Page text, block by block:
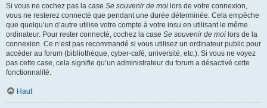
Si vous ne cochez pas la case Se souvenir de moi lors de votre connexion,
vous ne resterez connecté que pendant une durée déterminée. Cela empêche
que quelqu’un d’autre utilise votre compte à votre insu en utilisant le même
ordinateur. Pour rester connecté, cochez la case Se souvenir de moi lors de la
connexion. Ce n’est pas recommandé si vous utilisez un ordinateur public pour
accéder au forum (bibliothèque, cyber-café, université, etc.). Si vous ne voyez
pas cette case, cela signifie qu’un administrateur du forum a désactivé cette
fonctionnalité.
Haut